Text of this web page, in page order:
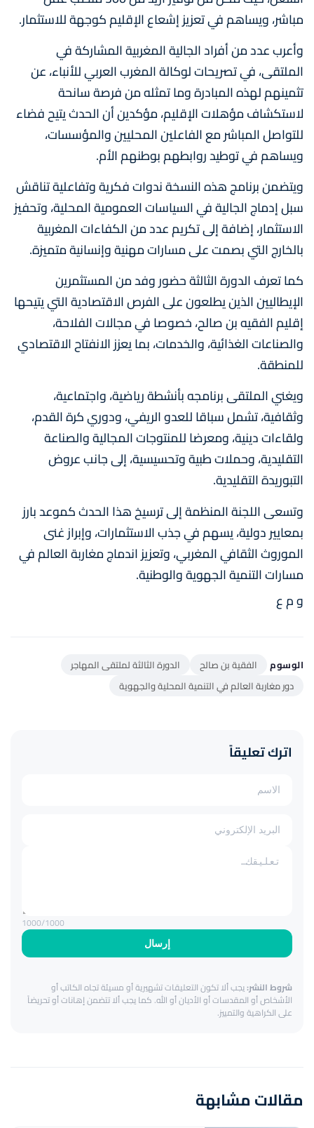
مباشر، ويساهم في تعزيز إشعاع الإقليم كوجهة للاستثمار.
وأعرب عدد من أفراد الجالية المغربية المشاركة في
الملتقى، في تصريحات لوكالة المغرب العربي للأنباء، عن
تثمينهم لهذه المبادرة وما تمثله من فرصة سانحة
لاستكشاف مؤهلات الإقليم، مؤكدين أن الحدث يتيح فضاء
للتواصل المباشر مع الفاعلين المحليين والمؤسسات،
ويساهم في توطيد روابطهم بوطنهم الأم.
ويتضمن برنامج هذه النسخة ندوات فكرية وتفاعلية تناقش
سبل إدماج الجالية في السياسات العمومية المحلية، وتحفيز
الاستثمار، إضافة إلى تكريم عدد من الكفاءات المغربية
بالخارج التي بصمت على مسارات مهنية وإنسانية متميزة.
كما تعرف الدورة الثالثة حضور وفد من المستثمرين
الإيطاليين الذين يطلعون على الفرص الاقتصادية التي يتيحها
إقليم الفقيه بن صالح، خصوصا في مجالات الفلاحة،
والصناعات الغذائية، والخدمات، بما يعزز الانفتاح الاقتصادي
للمنطقة.
ويغني الملتقى برنامجه بأنشطة رياضية، واجتماعية،
وثقافية، تشمل سباقا للعدو الريفي، ودوري كرة القدم،
ولقاءات دينية، ومعرضا للمنتوجات المجالية والصناعة
التقليدية، وحملات طبية وتحسيسية، إلى جانب عروض
التبوريدة التقليدية.
وتسعى اللجنة المنظمة إلى ترسيخ هذا الحدث كموعد بارز
بمعايير دولية، يسهم في جذب الاستثمارات، وإبراز غنى
الموروث الثقافي المغربي، وتعزيز اندماج مغاربة العالم في
مسارات التنمية الجهوية والوطنية.
و م ع
الوسوم الفقية بن صالح
الدورة الثالثة لملتقى المهاجر
دور مغاربة العالم في التنمية المحلية والجهوية
اترك تعليقاً
إرسال
1000/1000
شروط النشر:يجب ألا تكون التعليقات تشهيرية أو مسيئة تجاه الكاتب أو
الأشخاص أو المقدسات أو الأديان أو الله. كما يجب ألا تتضمن إهانات أو تحريضاً
على الكراهية والتمييز.
مقالات مشابهة